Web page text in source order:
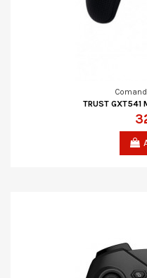
TRUST GXT541